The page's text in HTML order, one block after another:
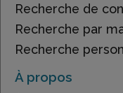
Recherche de
Recherche par
Recherche
À propos